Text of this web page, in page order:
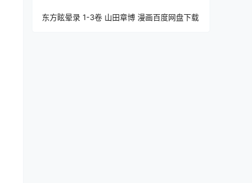
东方眩晕录 1-3卷 山田章博 漫画百度网盘下载